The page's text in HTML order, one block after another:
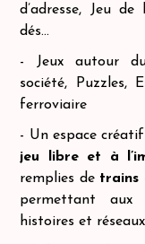
d’adresse,
Jeu de
dés...
- Jeux autour
société,
Puzzles,
ferroviaire
- Un espace
jeu libre et à
remplies de trains
permettant aux
histoires et